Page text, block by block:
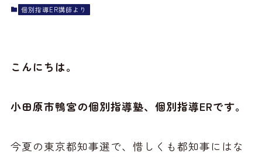
個別指導ER講師より
こんにちは。
小田原市鴨宮の個別指導塾、個別指導ERです。
今夏の東京都知事選で、惜しくも都知事にはな